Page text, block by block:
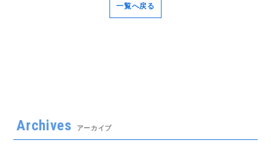
一覧へ戻る
Archives アーカイブ